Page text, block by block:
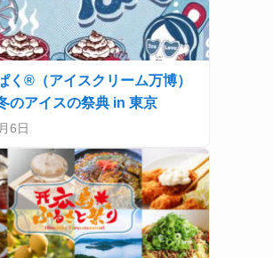
く®（アイスクリーム万博）
のアイスの祭典 in 東京
6日